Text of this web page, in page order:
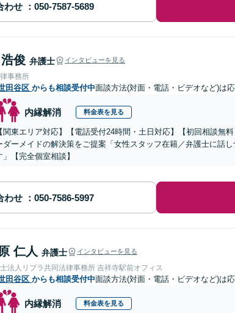
わせ
俊 弁護士 インタビューを見る
事務所
田谷区 からも相談受付中面談方法(対面・電話・ビデオなど)は
内縁解消 料金表を見る
【関東エリア対応】【電話受付24時間・土日対応】【初回相談無
ダーメイドの解決策をご提案「女性スタッフ在籍／弁護士に話
」【完全個室相談】
わせ
仁人 弁護士 インタビューを見る
法人リブラ共同法律事務所 吉祥寺駅前オフィス
田谷区 からも相談受付中面談方法(対面・電話・ビデオなど)は
内縁解消 料金表を見る